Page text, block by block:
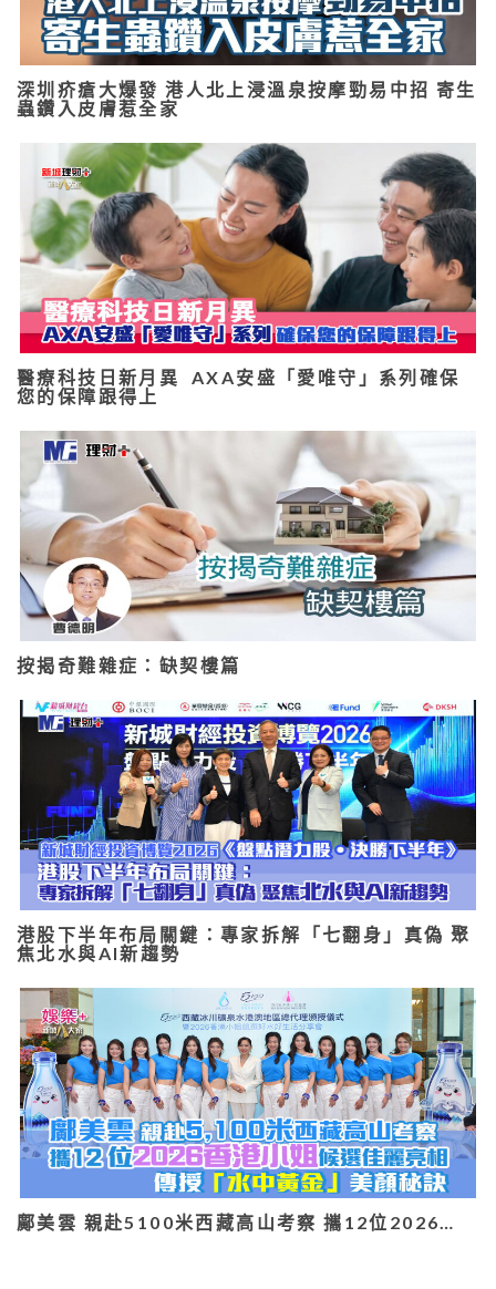
深圳疥瘡大爆發 港人北上浸溫泉按摩勁易中招 寄生
蟲鑽入皮膚惹全家
醫療科技日新月異 AXA安盛「愛唯守」系列確保
您的保障跟得上
按揭奇難雜症：缺契樓篇
港股下半年布局關鍵：專家拆解「七翻身」真偽 聚
焦北水與AI新趨勢
鄺美雲 親赴5100米西藏高山考察 攜12位2026…